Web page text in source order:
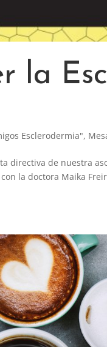
la
Esclerodermia",
directiva de nuestra
la doctora Maika